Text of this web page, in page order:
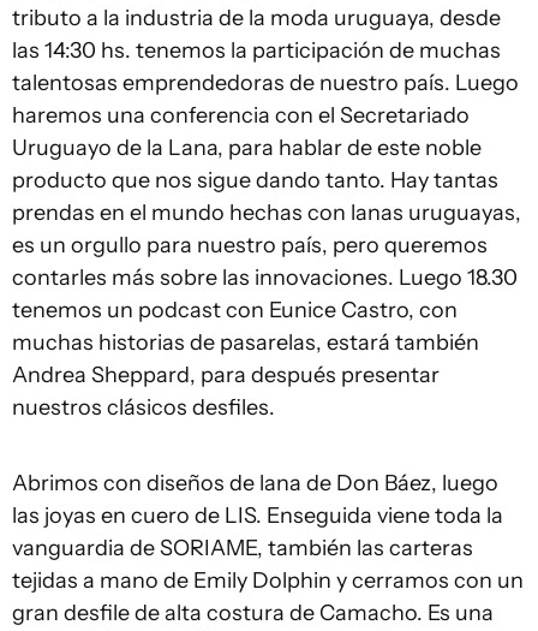
tributo a la industria de la moda uruguaya, desde
las 14:30 hs. tenemos la participación de muchas
talentosas emprendedoras de nuestro país. Luego
haremos una conferencia con el Secretariado
Uruguayo de la Lana, para hablar de este noble
producto que nos sigue dando tanto. Hay tantas
prendas en el mundo hechas con lanas uruguayas,
es un orgullo para nuestro país, pero queremos
contarles más sobre las innovaciones. Luego 18.30
tenemos un podcast con Eunice Castro, con
muchas historias de pasarelas, estará también
Andrea Sheppard, para después presentar
nuestros clásicos desfiles.
Abrimos con diseños de lana de Don Báez, luego
las joyas en cuero de LIS. Enseguida viene toda la
vanguardia de SORIAME, también las carteras
tejidas a mano de Emily Dolphin y cerramos con un
gran desfile de alta costura de Camacho. Es una